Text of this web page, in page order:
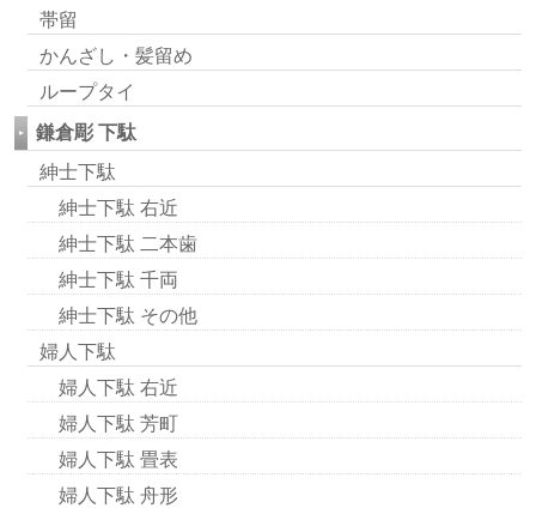
帯留
かんざし・髪留め
ループタイ
鎌倉彫 下駄
紳士下駄
紳士下駄 右近
紳士下駄 二本歯
紳士下駄 千両
紳士下駄 その他
婦人下駄
婦人下駄 右近
婦人下駄 芳町
婦人下駄 畳表
婦人下駄 舟形